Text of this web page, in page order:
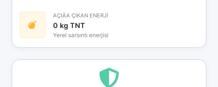
AÇIÄA ÇIKAN ENERJİ
0 kg TNT
Yerel sarsıntı enerjisi